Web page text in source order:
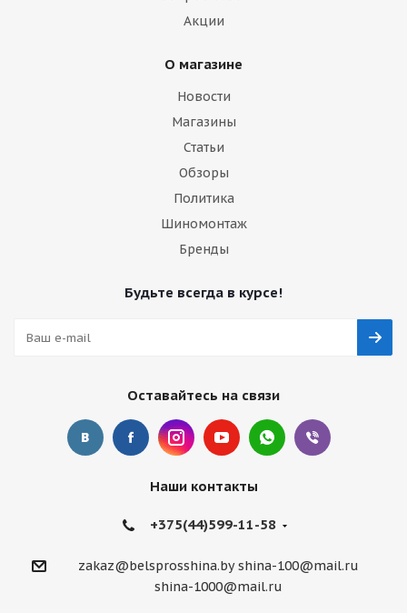
Акции
О магазине
Новости
Магазины
Статьи
Обзоры
Политика
Шиномонтаж
Бренды
Будьте всегда в курсе!
Оставайтесь на связи
Наши контакты
+375(44)599-11-58
zakaz@belsprosshina.by shina-100@mail.ru
shina-1000@mail.ru